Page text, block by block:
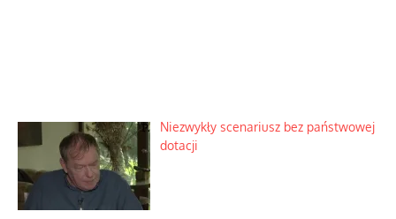
Niezwykły scenariusz bez państwowej
dotacji